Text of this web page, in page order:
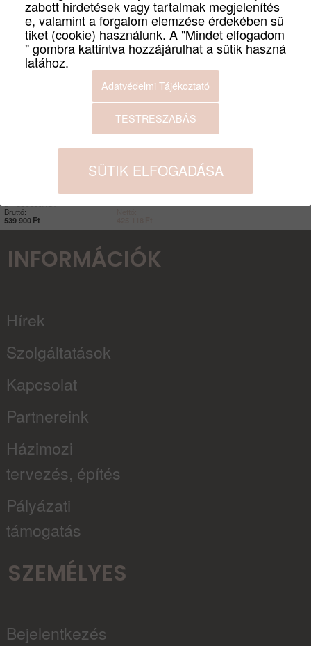
Panasonic DP-UB9000AG1 4K
Bruttó:
539 900 Ft
INFORMÁCIÓK
Hírek
Szolgáltatások
Kapcsolat
Partnereink
Házimozi
tervezés, építés
Pályázati
támogatás
SZEMÉLYES
Bejelentkezés
zabott hirdetések vagy tartalmak megjelenítés
e, valamint a forgalom elemzése érdekében sü
tiket (cookie) használunk. A "Mindet elfogadom
" gombra kattintva hozzájárulhat a sütik haszná
latához.
Adatvédelmi Tájékoztató
TESTRESZABÁS
SÜTIK ELFOGADÁSA